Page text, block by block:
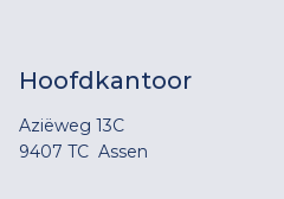
Hoofdkantoor
Aziëweg 13C
9407 TC Assen